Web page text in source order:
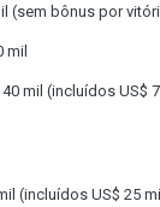
(sem bônus por
mil
mil (incluídos US$
(incluídos US$ 25